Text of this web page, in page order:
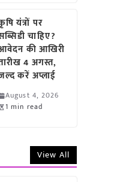
यंत्रों पर
चाहिए?
की आखिरी
4 अगस्त,
करें अप्लाई
August 4, 2026
1 min read
View All